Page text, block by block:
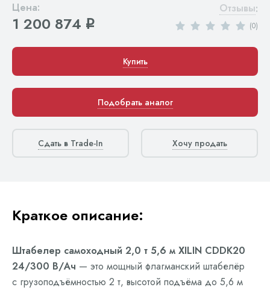
Цена:
1 200 874 q
Отзывы:
(0)
Купить
Подобрать аналог
Сдать в Trade-In Хочу продать
Краткое описание:
Штабелер самоходный 2,0 т 5,6 м XILIN CDDK20
24/300 В/Ач — это мощный флагманский штабелёр
с грузоподъёмностью 2 т, высотой подъёма до 5,6 м